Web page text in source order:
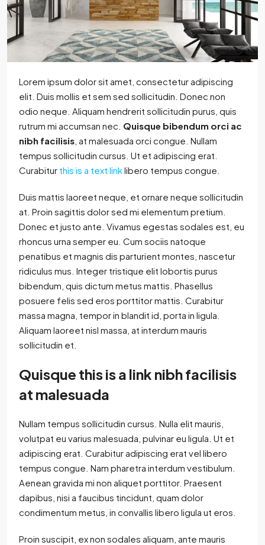
Lorem ipsum dolor sit amet, consectetur adipiscing
elit. Duis mollis et sem sed sollicitudin. Donec non
odio neque. Aliquam hendrerit sollicitudin purus, quis
rutrum mi accumsan nec. Quisque bibendum orci ac
nibh facilisis , at malesuada orci congue. Nullam
tempus sollicitudin cursus. Ut et adipiscing erat.
Curabitur this is a text linklibero tempus congue.
Duis mattis laoreet neque, et ornare neque sollicitudin
at. Proin sagittis dolor sed mi elementum pretium.
Donec et justo ante. Vivamus egestas sodales est, eu
rhoncus urna semper eu. Cum sociis natoque
penatibus et magnis dis parturient montes, nascetur
ridiculus mus. Integer tristique elit lobortis purus
bibendum, quis dictum metus mattis. Phasellus
posuere felis sed eros porttitor mattis. Curabitur
massa magna, tempor in blandit id, porta in ligula.
Aliquam laoreet nisl massa, at interdum mauris
sollicitudin et.
Quisque this is a link nibh facilisis
at malesuada
Nullam tempus sollicitudin cursus. Nulla elit mauris,
volutpat eu varius malesuada, pulvinar eu ligula. Ut et
adipiscing erat. Curabitur adipiscing erat vel libero
tempus congue. Nam pharetra interdum vestibulum.
Aenean gravida mi non aliquet porttitor. Praesent
dapibus, nisi a faucibus tincidunt, quam dolor
condimentum metus, in convallis libero ligula ut eros.
Proin suscipit, ex non sodales aliquam, ante mauris